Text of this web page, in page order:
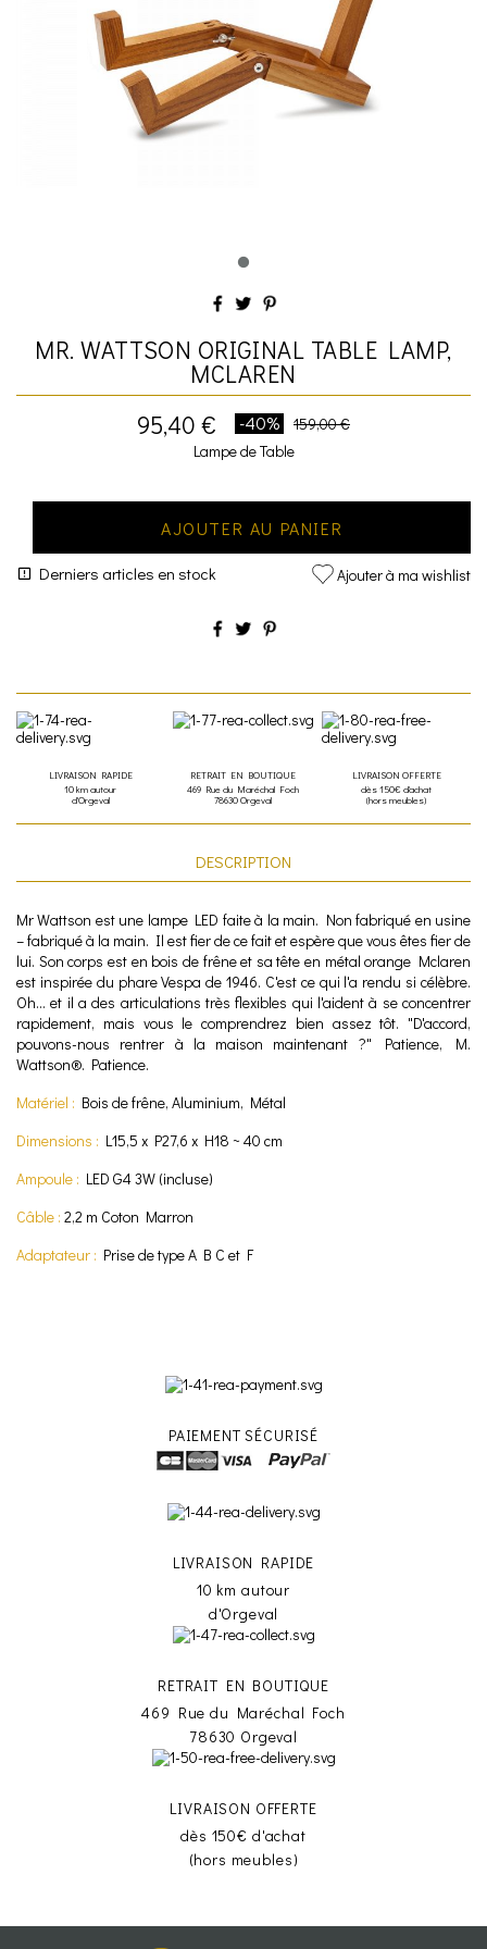
MR. WATTSON ORIGINAL TABLE LAMP,
MCLAREN
95,40 €
-40%
159,00 €
Lampe de Table
AJOUTER AU PANIER
Derniers articles en stock Ajouter à ma wishlist
LIVRAISON RAPIDE
10 km autour
d'Orgeval
RETRAIT EN BOUTIQUE
469 Rue du Maréchal Foch
78630 Orgeval
LIVRAISON OFFERTE
dès 150€ d'achat
(hors meubles)
DESCRIPTION
Mr Wattson est une lampe LED faite à la main. Non fabriqué en usine
– fabriqué à la main. Il est fier de ce fait et espère que vous êtes fier de
lui. Son corps est en bois de frêne et sa tête en métal orange Mclaren
est inspirée du phare Vespa de 1946. C'est ce qui l'a rendu si célèbre.
Oh… et il a des articulations très flexibles qui l'aident à se concentrer
rapidement, mais vous le comprendrez bien assez tôt. "D'accord,
pouvons-nous rentrer à la maison maintenant ?" Patience, M.
Wattson®. Patience.
Matériel : Bois de frêne, Aluminium, Métal
Dimensions : L15,5 x P27,6 x H18 ~ 40 cm
Ampoule : LED G4 3W (incluse)
Câble : 2,2 m Coton Marron
Adaptateur : Prise de type A B C et F
PAIEMENT SÉCURISÉ
LIVRAISON RAPIDE
10 km autour
d'Orgeval
RETRAIT EN BOUTIQUE
469 Rue du Maréchal Foch
78630 Orgeval
LIVRAISON OFFERTE
dès 150€ d'achat
(hors meubles)